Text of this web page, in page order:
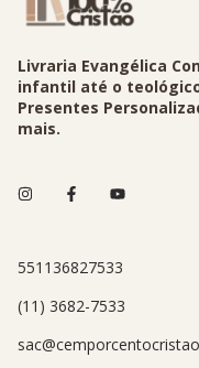
Livraria Evangélica
infantil até o
Presentes
mais.
551136827533
(11) 3682-7533